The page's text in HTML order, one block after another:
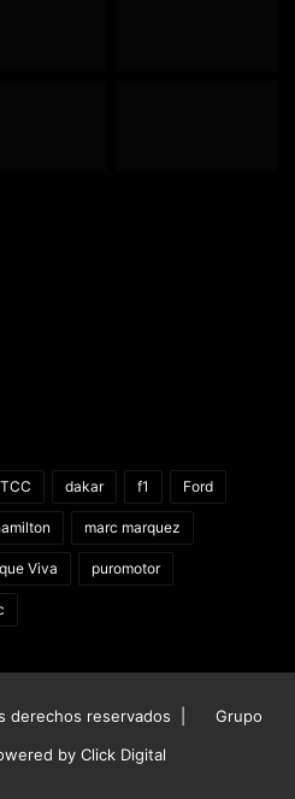
dakar f1 Ford
marc marquez
Viva puromotor
derechos reservados |
Grupo
by Click Digital